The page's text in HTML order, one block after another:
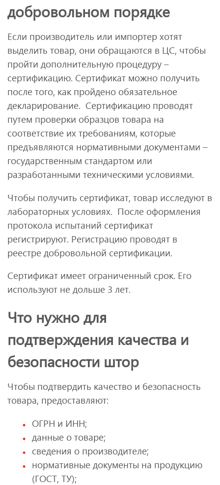
добровольном порядке
Если производитель или импортер хотят
выделить товар, они обращаются в ЦС, чтобы
пройти дополнительную процедуру –
сертификацию. Сертификат можно получить
после того, как пройдено обязательное
декларирование. Сертификацию проводят
путем проверки образцов товара на
соответствие их требованиям, которые
предъявляются нормативными документами –
государственным стандартом или
разработанными техническими условиями.
Чтобы получить сертификат, товар исследуют в
лабораторных условиях. После оформления
протокола испытаний сертификат
регистрируют. Регистрацию проводят в
реестре добровольной сертификации.
Сертификат имеет ограниченный срок. Его
используют не дольше 3 лет.
Что нужно для
подтверждения качества и
безопасности штор
Чтобы подтвердить качество и безопасность
товара, предоставляют:
ОГРН и ИНН;
данные о товаре;
сведения о производителе;
нормативные документы на продукцию
(ГОСТ, ТУ);